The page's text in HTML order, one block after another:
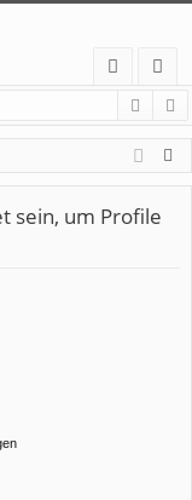
m
el
de
ist
rie
re
sein, um Profile